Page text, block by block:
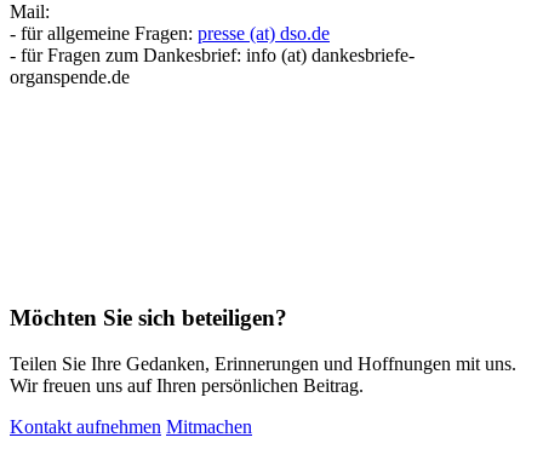
Mail:
- für allgemeine Fragen: presse (at) dso.de
- für Fragen zum Dankesbrief: info (at) dankesbriefe-
organspende.de​
Möchten Sie sich beteiligen?
Teilen Sie Ihre Gedanken, Erinnerungen und Hoffnungen mit uns.
Wir freuen uns auf Ihren persönlichen Beitrag.
Kontakt aufnehmen Mitmachen